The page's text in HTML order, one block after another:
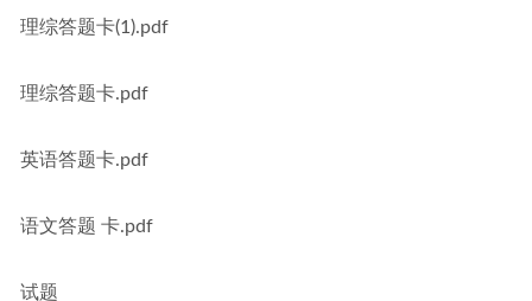
理综答题卡(1).pdf
理综答题卡.pdf
英语答题卡.pdf
语文答题 卡.pdf
试题